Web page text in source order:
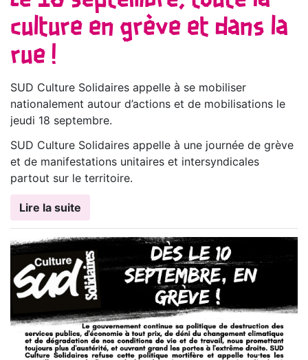
culture en grève et dans la
rue !
SUD Culture Solidaires appelle à se mobiliser
nationalement autour d’actions et de mobilisations le
jeudi 18 septembre.
SUD Culture Solidaires appelle à une journée de grève
et de manifestations unitaires et intersyndicales
partout sur le territoire.
Lire la suite